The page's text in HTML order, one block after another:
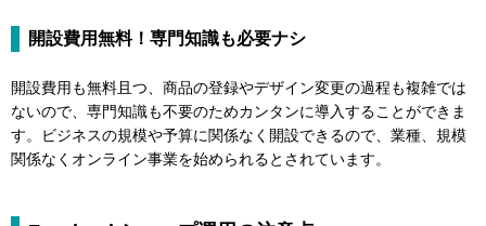
開設費用無料！専門知識も必要ナシ
開設費用も無料且つ、商品の登録やデザイン変更の過程も複雑では
ないので、専門知識も不要のためカンタンに導入することができま
す。ビジネスの規模や予算に関係なく開設できるので、業種、規模
関係なくオンライン事業を始められるとされています。